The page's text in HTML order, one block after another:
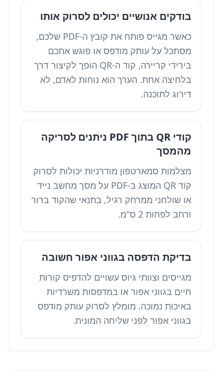
בודקים אנושיים יכולים לסרוק אותו
כאשר מגייס פותח את קובץ ה-PDF שלכם,
מסתכל על עותק מודפס או פוגש אתכם
בירידי קריירה, קוד ה-QR הופך לקיצור דרך
בלחיצה אחת. הערך הוא נוחות לאדם, לא
דירוג לתוכנה.
קודי QR בתוך PDF ניתנים לסריקה
מהמסך
מצלמות סמארטפון מודרניות יכולות לסרוק
קוד QR המוצג ב-PDF על מסך מחשב נייד
או שולחני ממרחק רגיל, בתנאי שהקוד ברור
ורחב לפחות 2 ס"מ.
בדיקת הדפסה בגווני אפור חשובה
מגייסים וצוותי גיוס עשויים להדפיס קורות
חיים בגווני אפור או במדפסות משרדיות
באיכות נמוכה. מומלץ לסרוק עותק מודפס
בגווני אפור לפני שליחה המונית.